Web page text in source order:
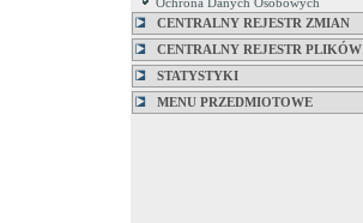
Ochrona Danych Osobowych
CENTRALNY REJESTR ZMIAN
CENTRALNY REJESTR PLIKÓW
STATYSTYKI
MENU PRZEDMIOTOWE